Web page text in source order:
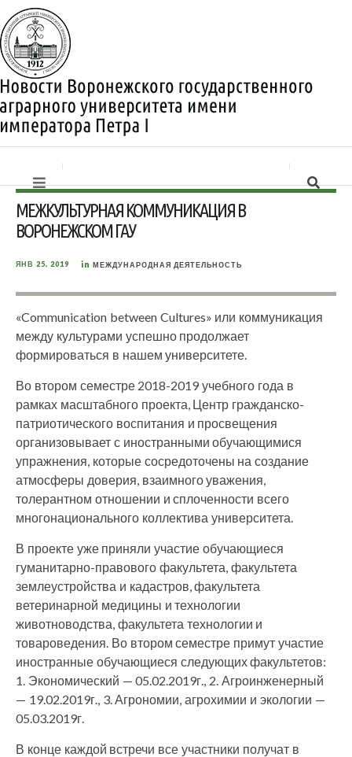
МЕЖКУЛЬТУРНАЯ КОММУНИКАЦИЯ В
ВОРОНЕЖСКОМ ГАУ
ЯНВ 25, 2019 in МЕЖДУНАРОДНАЯ ДЕЯТЕЛЬНОСТЬ
«Communication between Cultures» или коммуникация
между культурами успешно продолжает
формироваться в нашем университете.
Во втором семестре 2018-2019 учебного года в
рамках масштабного проекта, Центр гражданско-
патриотического воспитания и просвещения
организовывает с иностранными обучающимися
упражнения, которые сосредоточены на создание
атмосферы доверия, взаимного уважения,
толерантном отношении и сплоченности всего
многонационального коллектива университета.
В проекте уже приняли участие обучающиеся
гуманитарно-правового факультета, факультета
землеустройства и кадастров, факультета
ветеринарной медицины и технологии
животноводства, факультета технологии и
товароведения. Во втором семестре примут участие
иностранные обучающиеся следующих факультетов:
1. Экономический — 05.02.2019г., 2. Агроинженерный
— 19.02.2019г., 3. Агрономии, агрохимии и экологии —
05.03.2019г.
В конце каждой встречи все участники получат в